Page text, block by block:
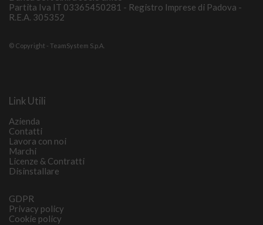
Partita Iva IT 03365450281 - Registro Imprese di Padova -
R.E.A. 305352
© Copyright - TeamSystem S.p.A.
Link Utili
Azienda
Contatti
Lavora con noi
Marchi
Licenze & Contratti
Disinstallare
GDPR
Privacy policy
Cookie policy